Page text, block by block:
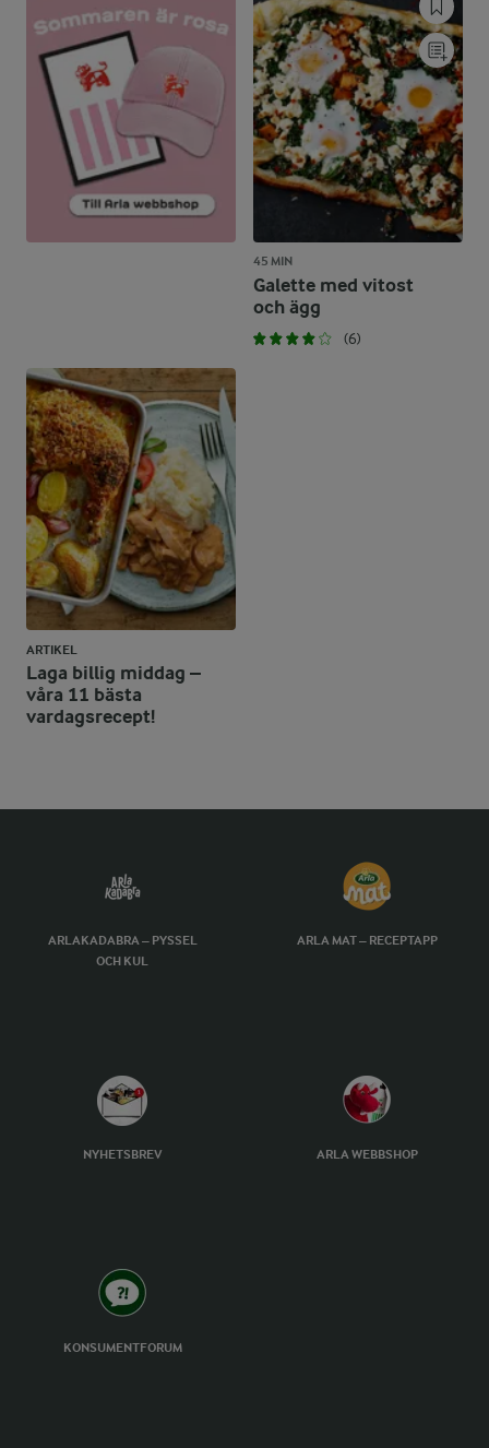
45 MIN
Galette med vitost
och ägg
(6)
ARTIKEL
Laga billig middag –
våra 11 bästa
vardagsrecept!
ARLAKADABRA – PYSSEL
OCH KUL
ARLA MAT – RECEPTAPP
NYHETSBREV ARLA WEBBSHOP
KONSUMENTFORUM